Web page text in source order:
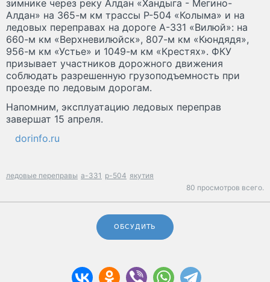
зимнике через реку Алдан «Хандыга - Мегино-
Алдан» на 365-м км трассы Р-504 «Колыма» и на
ледовых переправах на дороге А-331 «Вилюй»: на
660-м км «Верхневилюйск», 807-м км «Кюндядя»,
956-м км «Устье» и 1049-м км «Крестях». ФКУ
призывает участников дорожного движения
соблюдать разрешенную грузоподъемность при
проезде по ледовым дорогам.
Напомним, эксплуатацию ледовых переправ
завершат 15 апреля.
dorinfo.ru
ледовые переправы а-331 р-504 якутия
80 просмотров всего.
ОБСУДИТЬ